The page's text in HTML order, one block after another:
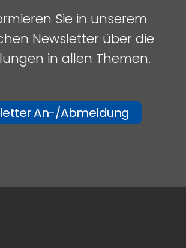
Sie in unserem
Newsletter über die
in allen Themen.
An-/Abmeldung